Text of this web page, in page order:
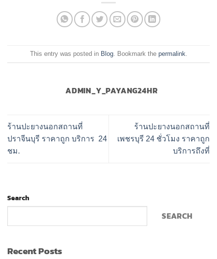
This entry was posted in Blog. Bookmark the permalink
ADMIN_Y_PAYANG24HR
ร้านปะยางนอกสถานที่
ปราจีนบุรี ราคาถูก บริการ 24
ชม.
ร้านปะยางนอกสถานที่
เพชรบุรี 24 ชั่วโมง ราคาถูก
บริการถึงที่
Search
SEARCH
Recent Posts